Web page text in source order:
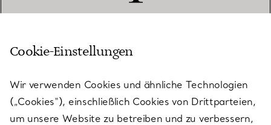
KUNDENSERVICE
SERVICES
Cookie-Einstellungen
Wir verwenden Cookies und ähnliche Technologien
(„Cookies“), einschließlich Cookies von Drittparteien,
um unsere Website zu betreiben und zu verbessern,